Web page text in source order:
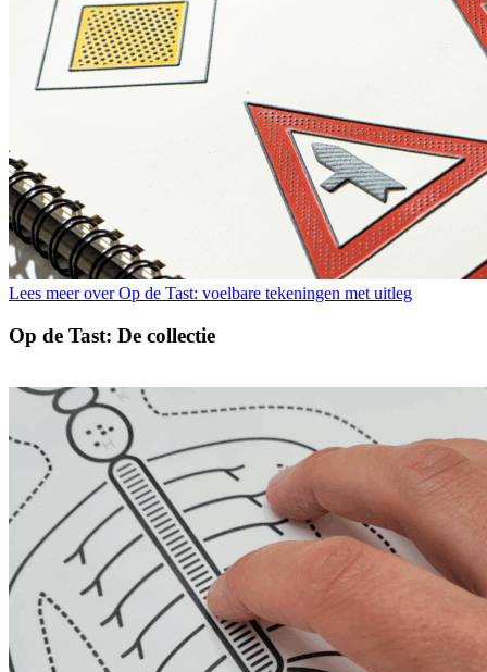
Lees meer over Op de Tast: voelbare tekeningen met uitleg
Op de Tast: De collectie